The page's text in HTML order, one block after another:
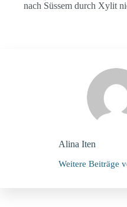
nach Süssem durch Xylit
Alina Iten
Weitere Beiträge